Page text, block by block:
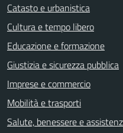
Catasto e urbanistica
Cultura e tempo libero
Educazione e formazione
Giustizia e sicurezza pubblica
Imprese e commercio
Mobilità e trasporti
Salute, benessere e